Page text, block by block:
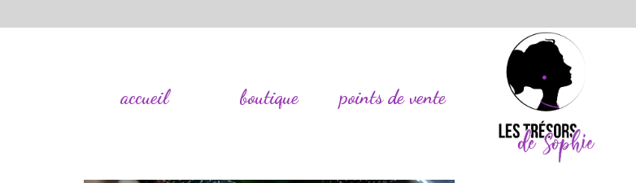
accueil boutique points de vente